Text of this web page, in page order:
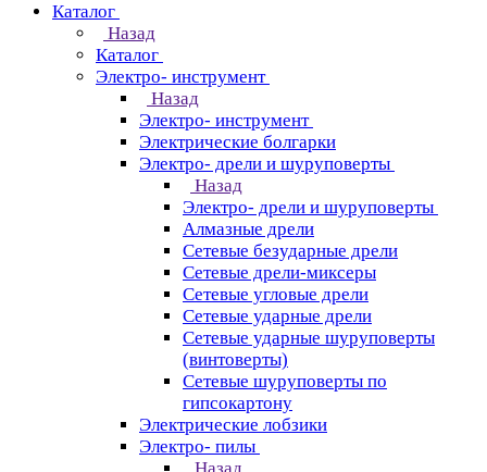
Каталог
Назад
Каталог
Электро- инструмент
Назад
Электро- инструмент
Электрические болгарки
Электро- дрели и шуруповерты
Назад
Электро- дрели и шуруповерты
Алмазные дрели
Сетевые безударные дрели
Сетевые дрели-миксеры
Сетевые угловые дрели
Сетевые ударные дрели
Сетевые ударные шуруповерты
(винтоверты)
Сетевые шуруповерты по
гипсокартону
Электрические лобзики
Электро- пилы